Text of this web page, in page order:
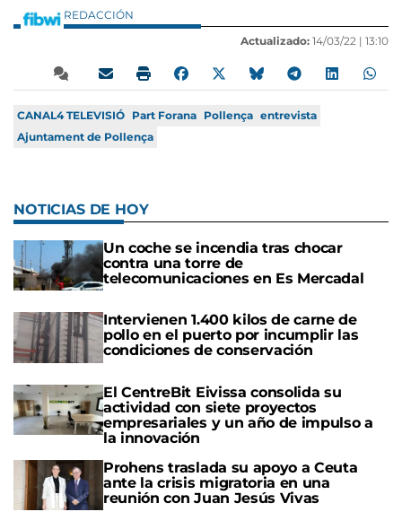
REDACCIÓN
Actualizado: 14/03/22 | 13:10
CANAL4 TELEVISIÓ Part Forana Pollença entrevista
Ajuntament de Pollença
NOTICIAS DE HOY
Un coche se incendia tras chocar
contra una torre de
telecomunicaciones en Es Mercadal
Intervienen 1.400 kilos de carne de
pollo en el puerto por incumplir las
condiciones de conservación
El CentreBit Eivissa consolida su
actividad con siete proyectos
empresariales y un año de impulso a
la innovación
Prohens traslada su apoyo a Ceuta
ante la crisis migratoria en una
reunión con Juan Jesús Vivas